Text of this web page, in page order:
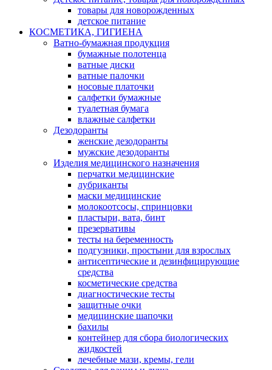
товары для новорожденных
детское питание
КОСМЕТИКА, ГИГИЕНА
Ватно-бумажная продукция
бумажные полотенца
ватные диски
ватные палочки
носовые платочки
салфетки бумажные
туалетная бумага
влажные салфетки
Дезодоранты
женские дезодоранты
мужские дезодоранты
Изделия медицинского назначения
перчатки медицинские
лубриканты
маски медицинские
молокоотсосы, спринцовки
пластыри, вата, бинт
презервативы
тесты на беременность
подгузники, простыни для взрослых
антисептические и дезинфицирующие
средства
косметические средства
диагностические тесты
защитные очки
медицинские шапочки
бахилы
контейнер для сбора биологических
жидкостей
лечебные мази, кремы, гели